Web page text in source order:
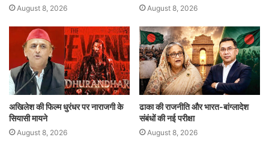
August 8, 2026 August 8, 2026
अखिलेश की फिल्म धुरंधर पर नाराजगी के
सियासी मायने
August 8, 2026
ढाका की राजनीति और भारत-बांग्लादेश
संबंधों की नई परीक्षा
August 8, 2026